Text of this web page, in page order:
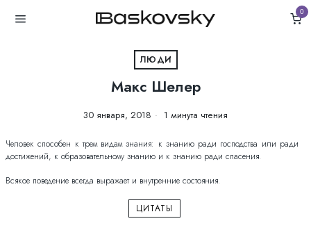
0
ЛЮДИ
Макс Шелер
30 января, 2018 1 минута чтения
Человек способен к трем видам знания: к знанию ради господства или ради
достижений, к образовательному знанию и к знанию ради спасения.
Всякое поведение всегда выражает и внутренние состояния.
ЦИТАТЫ